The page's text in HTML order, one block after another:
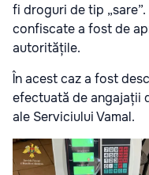
fi droguri de tip
confiscate a fost de
autoritățile.
În acest caz a fost
efectuată de angajații
ale Serviciului Vamal.